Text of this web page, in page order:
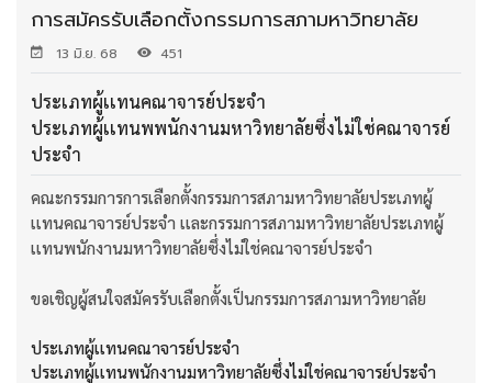
การสมัครรับเลือกตั้งกรรมการสภามหาวิทยาลัย
13 มิ.ย. 68 451
ประเภทผู้เเทนคณาจารย์ประจำ
ประเภทผู้เเทนพพนักงานมหาวิทยาลัยซึ่งไม่ใช่คณาจารย์
ประจำ
คณะกรรมการการเลือกตั้งกรรมการสภามหาวิทยาลัยประเภทผู้
เเทนคณาจารย์ประจำ เเละกรรมการสภามหาวิทยาลัยประเภทผู้
เเทนพนักงานมหาวิทยาลัยซึ่งไม่ใช่คณาจารย์ประจำ
ขอเชิญผู้สนใจสมัครรับเลือกตั้งเป็นกรรมการสภามหาวิทยาลัย
ประเภทผู้เเทนคณาจารย์ประจำ
ประเภทผู้เเทนพนักงานมหาวิทยาลัยซึ่งไม่ใช่คณาจารย์ประจำ